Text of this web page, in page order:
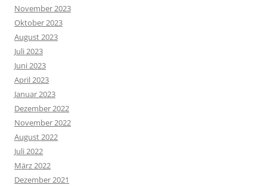
November 2023
Oktober 2023
August 2023
Juli 2023
Juni 2023
April 2023
Januar 2023
Dezember 2022
November 2022
August 2022
Juli 2022
März 2022
Dezember 2021